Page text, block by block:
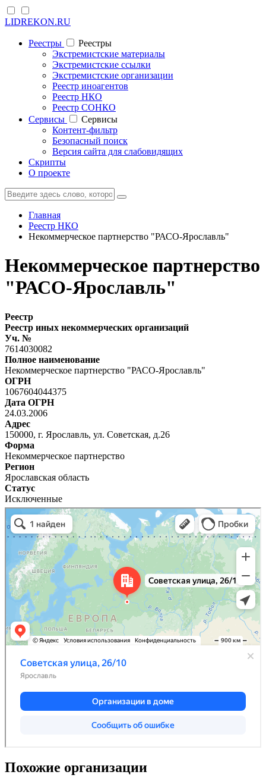
LIDREKON.RU
Реестры
Реестры
Экстремистские материалы
Экстремистские ссылки
Экстремистские организации
Реестр иноагентов
Реестр НКО
Реестр СОНКО
Cервисы
Cервисы
Контент-фильтр
Безопасный поиск
Версия сайта для слабовидящих
Скрипты
О проекте
Главная
Реестр НКО
Некоммерческое партнерство "РАСО-Ярославль"
Некоммерческое партнерство
"РАСО-Ярославль"
Реестр
Реестр иных некоммерческих организаций
Уч. №
7614030082
Полное наименование
Некоммерческое партнерство "РАСО-Ярославль"
ОГРН
1067604044375
Дата ОГРН
24.03.2006
Адрес
150000, г. Ярославль, ул. Советская, д.26
Форма
Некоммерческое партнерство
Регион
Ярославская область
Статус
Исключенные
Похожие организации